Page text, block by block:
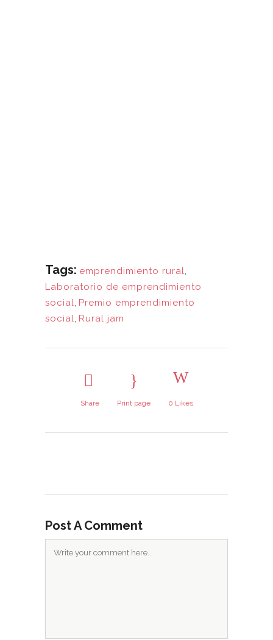
Tags: emprendimiento rural,
Laboratorio de emprendimiento
social, Premio emprendimiento
social, Rural jam
Share Print page 0 Likes
Post A Comment